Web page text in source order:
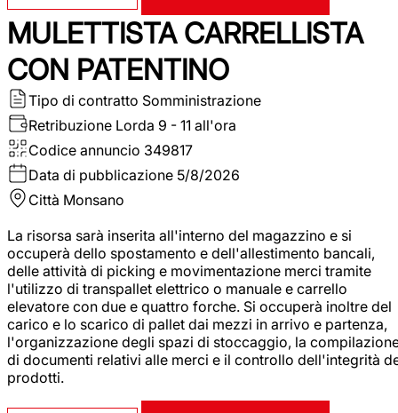
MULETTISTA CARRELLISTA
CON PATENTINO
Tipo di contratto Somministrazione
Retribuzione Lorda 9 - 11 all'ora
Codice annuncio 349817
Data di pubblicazione 5/8/2026
Città Monsano
La risorsa sarà inserita all'interno del magazzino e si
occuperà dello spostamento e dell'allestimento bancali,
delle attività di picking e movimentazione merci tramite
l'utilizzo di transpallet elettrico o manuale e carrello
elevatore con due e quattro forche. Si occuperà inoltre del
carico e lo scarico di pallet dai mezzi in arrivo e partenza,
l'organizzazione degli spazi di stoccaggio, la
di documenti relativi alle merci e il controllo dell'integrità
prodotti.